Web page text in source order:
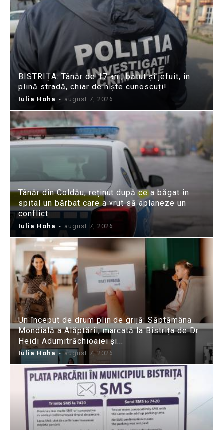
BISTRIȚA: Tânăr de 17 ani, bătut și jefuit, în
plină stradă, chiar de niște cunoscuți!
Iulia Hoha - august 7, 2026
Tânăr din Coldău, reținut după ce a băgat în
spital un bărbat care a vrut să aplaneze un
conflict
Iulia Hoha - august 7, 2026
Un început de drum plin de grijă: Săptămâna
Mondială a Alăptării, marcată la Bistrița de Dr.
Heidi Adumitrăchioaiei și...
Iulia Hoha - august 7, 2026